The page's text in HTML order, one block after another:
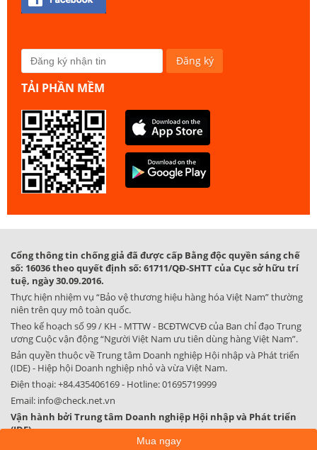
TẢI PHẦN MỀM
Cổng thông tin chống giả đã được cấp Bằng độc quyền sáng chế
số: 16036 theo quyết định số: 61711/QĐ-SHTT của Cục sở hữu trí
tuệ, ngày 30.09.2016.
Thực hiện nhiệm vụ “Bảo vệ thương hiệu hàng hóa Việt Nam” thường
niên trên quy mô toàn quốc.
Theo kế hoạch số 99 / KH - MTTW - BCĐTWCVĐ của Ban chỉ đạo Trung
ương Cuộc vận động “Người Việt Nam ưu tiên dùng hàng Việt Nam”.
Bản quyền thuộc về Trung tâm Doanh nghiệp Hội nhập và Phát triển
(IDE) - Hiệp hội Doanh nghiệp nhỏ và vừa Việt Nam.
Điện thoại:+84.435406169- Hotline:01695719999
Email: info@check.net.vn
Vận hành bởi Trung tâm Doanh nghiệp Hội nhập và Phát triển
(IDE)